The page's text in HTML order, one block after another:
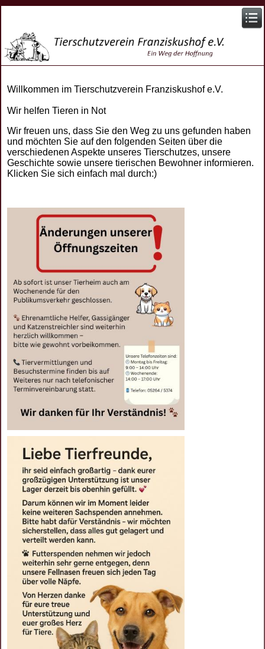
Willkommen im Tierschutzverein Franziskushof e.V.
Wir helfen Tieren in Not
Wir freuen uns, dass Sie den Weg zu uns gefunden haben
und möchten Sie auf den folgenden Seiten über die
verschiedenen Aspekte unseres Tierschutzes, unsere
Geschichte sowie unsere tierischen Bewohner informieren.
Klicken Sie sich einfach mal durch:)